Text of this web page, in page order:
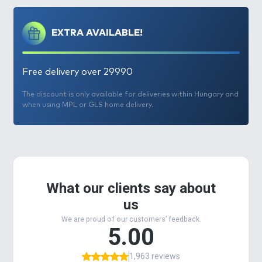
ALizard névre keresztelt modell egy rendkívül
hatékony, sokoldalú csali, ami olyan horgászok
számára készült, akik álló- és/vagy folyóvízen, a
mélyebb vízrétegekben keresik a ragadozókat.
speciálisan beállított első terelőlemeznek
köszönhetően sokféle vezetési technikát
alkalmazhatunk vele, a gyorstól a lassúig, rövid vagy
alatt a csali megőrzi egyensúlyát, melyet
leggyakrabban egy ragadozó erőteljes és vehemens
rávágása követ. Optimális súlypontjából
kifejezetten könnyedén és pontosan
nagyobb távolságra is.
extra vibráció érdekében a wobbler testébe egy
EXTRA AVAILABLE!
Free delivery over 29990
The discount is only available for deliveries within Hungary and
when using MPL or GLS home delivery.